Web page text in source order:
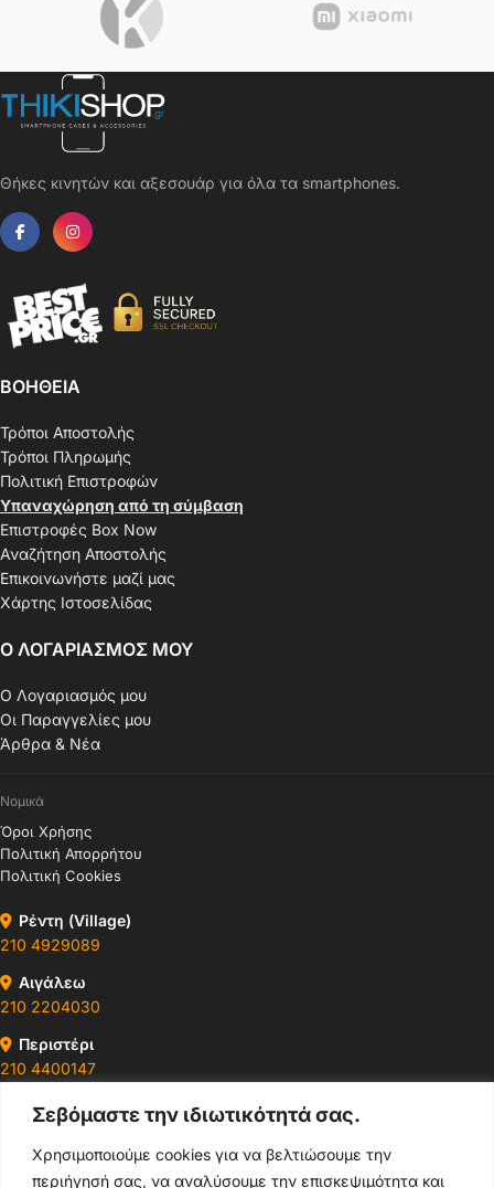
Σεβόμαστε την ιδιωτικότητά σας.
Χρησιμοποιούμε cookies για να βελτιώσουμε την
περιήγησή σας, να αναλύσουμε την επισκεψιμότητα και
Θήκες κινητών και αξεσουάρ για όλα τα smartphones.
ΒΟΗΘΕΙΑ
Τρόποι Αποστολής
Τρόποι Πληρωμής
Πολιτική Επιστροφών
Υπαναχώρηση από τη σύμβαση
Επιστροφές Box Now
Αναζήτηση Αποστολής
Επικοινωνήστε μαζί μας
Χάρτης Ιστοσελίδας
Ο ΛΟΓΑΡΙΑΣΜΟΣ ΜΟΥ
Ο Λογαριασμός μου
Οι Παραγγελίες μου
Άρθρα & Νέα
Νομικά
Όροι Χρήσης
Πολιτική Απορρήτου
Πολιτική Cookies
Ρέντη (Village)
210 4929089
Αιγάλεω
210 2204030
Περιστέρι
210 4400147
Ωράρια & Διευθύνσεις →